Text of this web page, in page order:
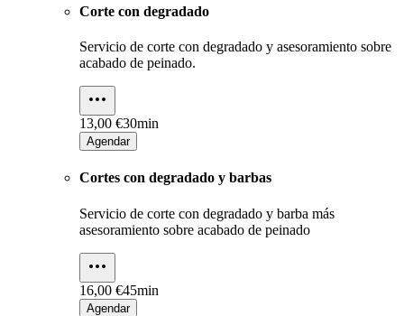
Corte con degradado
Servicio de corte con degradado y asesoramiento sobre
acabado de peinado.
13,00 €30min
Agendar
Cortes con degradado y barbas
Servicio de corte con degradado y barba más
asesoramiento sobre acabado de peinado
16,00 €45min
Agendar